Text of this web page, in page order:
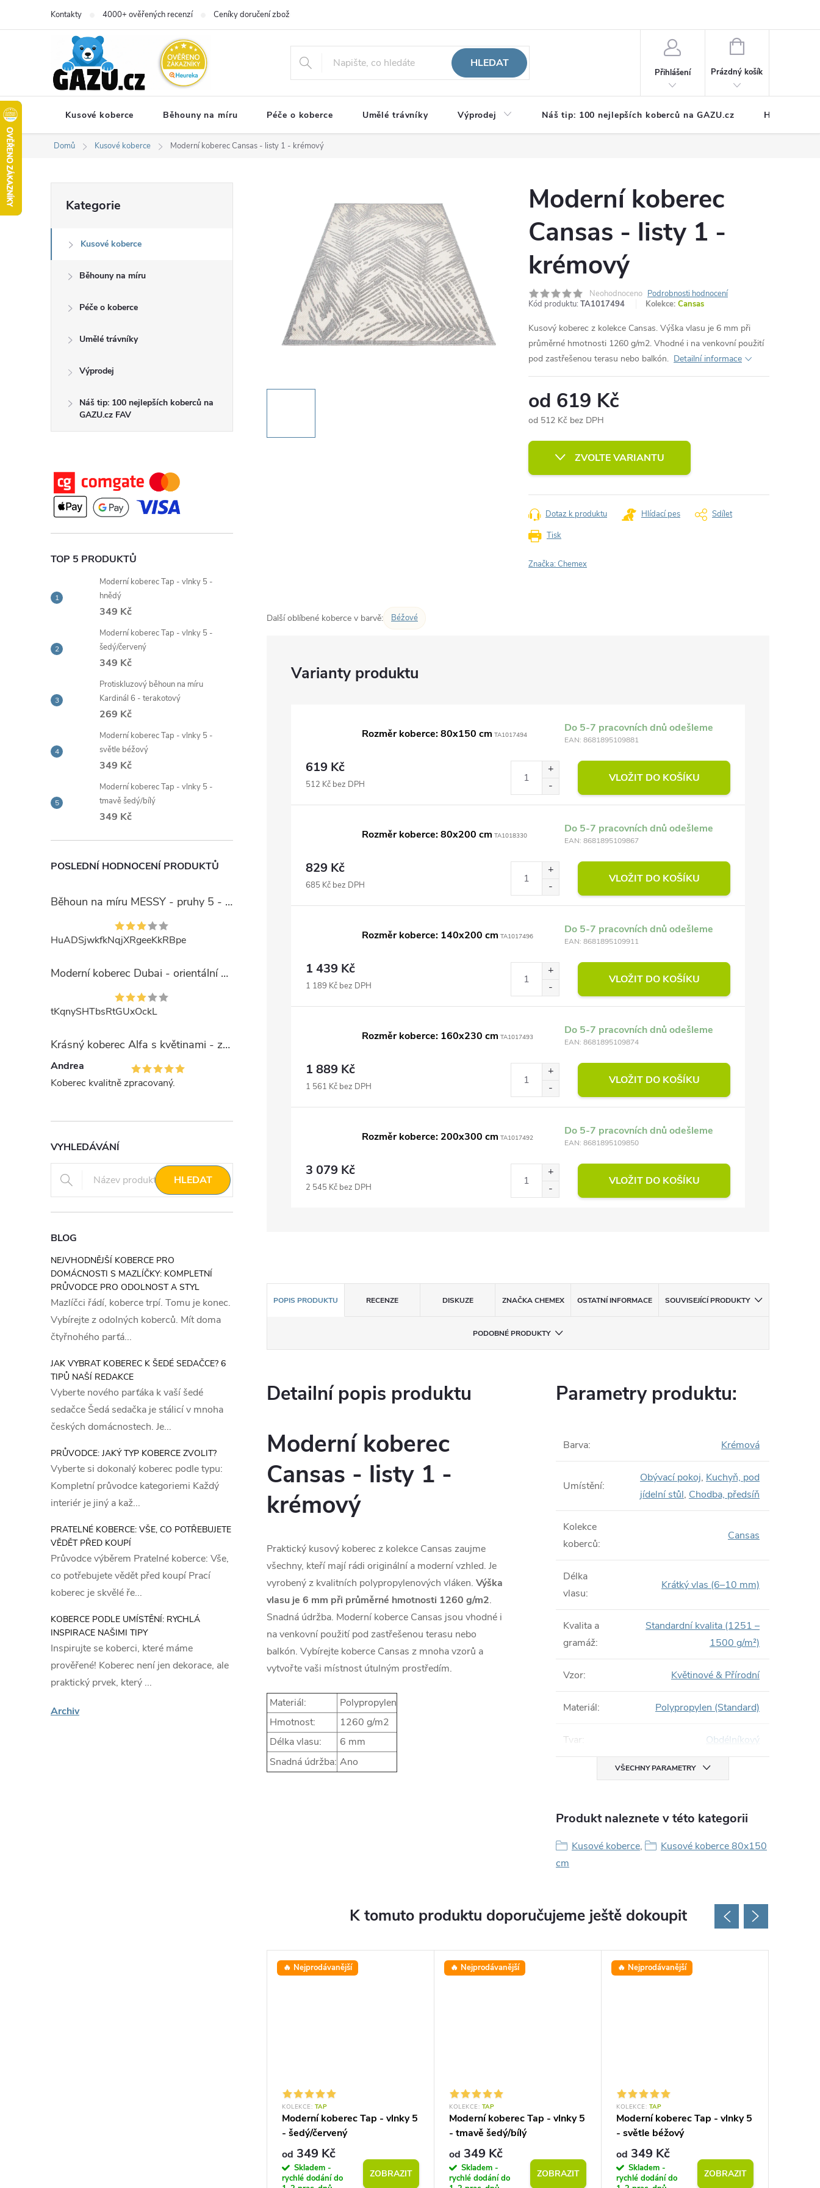
Kontakty 4000+ ověřených recenzí Ceníky doručení zboží
HLEDAT
Přihlášení
NÁKUPNÍ
Prázdný košík
Kusové koberce Běhouny na míru Péče o koberce Umělé trávníky Výprodej Náš tip: 100 nejlepších koberců na GAZU.cz Hodnocení
Domů Kusové koberce Moderní koberec Cansas - listy 1 - krémový
o
s
í
p
a
n
e
l
kategorie
Kategorie
Kusové koberce
Běhouny na míru
Péče o koberce
Umělé trávníky
Výprodej
Náš tip: 100 nejlepších koberců na
GAZU.cz FAV
TOP 5 PRODUKTŮ
Moderní koberec Tap - vlnky 5 -
hnědý
349 Kč
Moderní koberec Tap - vlnky 5 -
šedý/červený
349 Kč
Protiskluzový běhoun na míru
Kardinál 6 - terakotový
269 Kč
Moderní koberec Tap - vlnky 5 -
světle béžový
349 Kč
Moderní koberec Tap - vlnky 5 -
tmavě šedý/bílý
349 Kč
POSLEDNÍ HODNOCENÍ PRODUKTŮ
Běhoun na míru MESSY - pruhy 5 - béžový
HuADSjwkfkNqjXRgeeKkRBpe
Moderní koberec Dubai - orientální 6 - červený
tKqnySHTbsRtGUxOckL
Krásný koberec Alfa s květinami - zelený
Andrea
Koberec kvalitně zpracovaný.
VYHLEDÁVÁNÍ
HLEDAT
BLOG
NEJVHODNĚJŠÍ KOBERCE PRO
DOMÁCNOSTI S MAZLÍČKY: KOMPLETNÍ
PRŮVODCE PRO ODOLNOST A STYL
Mazlíčci řádí, koberce trpí. Tomu je konec.
Vybírejte z odolných koberců. Mít doma
čtyřnohého parťá...
JAK VYBRAT KOBEREC K ŠEDÉ SEDAČCE? 6
TIPŮ NAŠÍ REDAKCE
Vyberte nového parťáka k vaší šedé
sedačce Šedá sedačka je stálicí v mnoha
českých domácnostech. Je...
PRŮVODCE: JAKÝ TYP KOBERCE ZVOLIT?
Vyberte si dokonalý koberec podle typu:
Kompletní průvodce kategoriemi Každý
interiér je jiný a kaž...
PRATELNÉ KOBERCE: VŠE, CO POTŘEBUJETE
VĚDĚT PŘED KOUPÍ
Průvodce výběrem Pratelné koberce: Vše,
co potřebujete vědět před koupí Prací
koberec je skvělé ře...
KOBERCE PODLE UMÍSTĚNÍ: RYCHLÁ
INSPIRACE NAŠIMI TIPY
Inspirujte se koberci, které máme
prověřené! Koberec není jen dekorace, ale
praktický prvek, který ...
Archiv
Moderní koberec
Cansas - listy 1 -
krémový
Neohodnoceno Podrobnosti hodnocení
Kód produktu: TA1017494 Kolekce: Cansas
Kusový koberec z kolekce Cansas. Výška vlasu je 6 mm při
průměrné hmotnosti 1260 g/m2. Vhodné i na venkovní použití
pod zastřešenou terasu nebo balkón. Detailní informace
od 619 Kč
od 512 Kč bez DPH
cena:
ZVOLTE VARIANTU
Tisk
Dotaz k produktu Hlídací pes Sdílet
Značka:Chemex
Další oblíbené koberce v barvě: Béžové
Rozměr koberce: 80x150 cm TA1017494
Do 5-7 pracovních dnů odešleme
EAN: 8681895109881
619 Kč
512 Kč bez DPH VLOŽIT DO KOŠÍKU
Rozměr koberce: 80x200 cm TA1018330
Do 5-7 pracovních dnů odešleme
EAN: 8681895109867
829 Kč
685 Kč bez DPH VLOŽIT DO KOŠÍKU
Rozměr koberce: 140x200 cm TA1017496
Do 5-7 pracovních dnů odešleme
EAN: 8681895109911
1 439 Kč
1 189 Kč bez DPH VLOŽIT DO KOŠÍKU
Rozměr koberce: 160x230 cm TA1017493
Do 5-7 pracovních dnů odešleme
EAN: 8681895109874
1 889 Kč
1 561 Kč bez DPH VLOŽIT DO KOŠÍKU
Rozměr koberce: 200x300 cm TA1017492
Do 5-7 pracovních dnů odešleme
EAN: 8681895109850
3 079 Kč
2 545 Kč bez DPH VLOŽIT DO KOŠÍKU
POPIS PRODUKTU RECENZE DISKUZE ZNAČKACHEMEX OSTATNÍ INFORMACE SOUVISEJÍCÍ PRODUKTY
PODOBNÉ PRODUKTY
Detailní popis produktu
Moderní koberec
Cansas - listy 1 -
krémový
Praktický kusový koberec z kolekce Cansas zaujme
všechny, kteří mají rádi originální a moderní vzhled. Je
vyrobený z kvalitních polypropylenových vláken. Výška
vlasu je 6 mm při průměrné hmotnosti 1260 g/m2.
Snadná údržba. Moderní koberce Cansas jsou vhodné i
na venkovní použití pod zastřešenou terasu nebo
balkón. Vybírejte koberce Cansas z mnoha vzorů a
vytvořte vaši místnost útulným prostředím.
Materiál:
Polypropylen
Hmotnost:
1260 g/m2
Délka vlasu:
6 mm
Snadná údržba: Ano
Parametry produktu:
Barva: Krémová
Umístění:
Obývací pokoj, Kuchyň, pod
jídelní stůl, Chodba, předsíň
Kolekce
koberců:
Cansas
Délka
vlasu:
Krátký vlas (6–10 mm)
Kvalita a
gramáž:
Standardní kvalita (1251 –
1500 g/m²)
Vzor: Květinové & Přírodní
Materiál: Polypropylen (Standard)
Tvar: Obdélníkový
VŠECHNY PARAMETRY
Produkt naleznete v této kategorii
Kusové koberce,
Kusové koberce 80x150
cm
K tomuto produktu doporučujeme ještě dokoupit
🔥 Nejprodávanější
KOLEKCE: TAP
Moderní koberec Tap - vlnky 5
- šedý/červený
od 349 Kč
Skladem -
rychlé dodání do
ZOBRAZIT
🔥 Nejprodávanější
KOLEKCE: TAP
Moderní koberec Tap - vlnky 5
- tmavě šedý/bílý
od 349 Kč
Skladem -
rychlé dodání do
ZOBRAZIT
🔥 Nejprodávanější
KOLEKCE: TAP
Moderní koberec Tap - vlnky 5
- světle béžový
od 349 Kč
Skladem -
rychlé dodání do
ZOBRAZIT